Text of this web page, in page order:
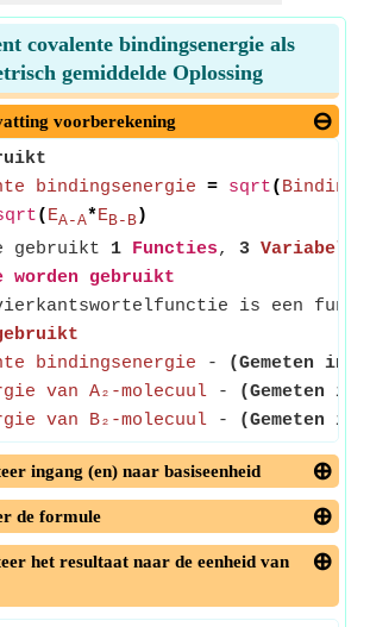
covalente bindingsenergie als
gemiddelde Oplossing
voorberekening
bindingsenergie = sqrt(
( EA-A*EB-B )
gebruikt 1 Functies, 3 Variabelen
worden gebruikt
is een
bindingsenergie -
(Gemeten in
van A₂-molecuul -
(Gemeten in
van B₂-molecuul - (Gemeten in
ingang (en) naar basiseenheid
de formule
het resultaat naar de eenheid van